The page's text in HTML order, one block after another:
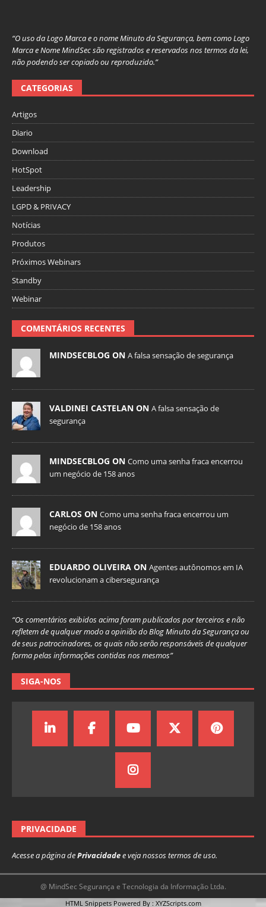
“O uso da Logo Marca e o nome Minuto da Segurança, bem como Logo
Marca e Nome MindSec são registrados e reservados nos termos da lei,
não podendo ser copiado ou reproduzido.”
CATEGORIAS
Artigos
Diario
Download
HotSpot
Leadership
LGPD & PRIVACY
Notícias
Produtos
Próximos Webinars
Standby
Webinar
COMENTÁRIOS RECENTES
MINDSECBLOG ON A falsa sensação de segurança
VALDINEI CASTELAN ON A falsa sensação de
segurança
MINDSECBLOG ON Como uma senha fraca encerrou
um negócio de 158 anos
CARLOS ON Como uma senha fraca encerrou um
negócio de 158 anos
EDUARDO OLIVEIRA ON Agentes autônomos em IA
revolucionam a cibersegurança
“Os comentários exibidos acima foram publicados por terceiros e não
refletem de qualquer modo a opinião do Blog Minuto da Segurança ou
de seus patrocinadores, os quais não serão responsáveis de qualquer
forma pelas informações contidas nos mesmos”
SIGA-NOS
PRIVACIDADE
Acesse a página dePrivacidadee veja nossos termos de uso.
@ MindSec Segurança e Tecnologia da Informação Ltda.
HTML SnippetsPowered By : XYZScripts.com